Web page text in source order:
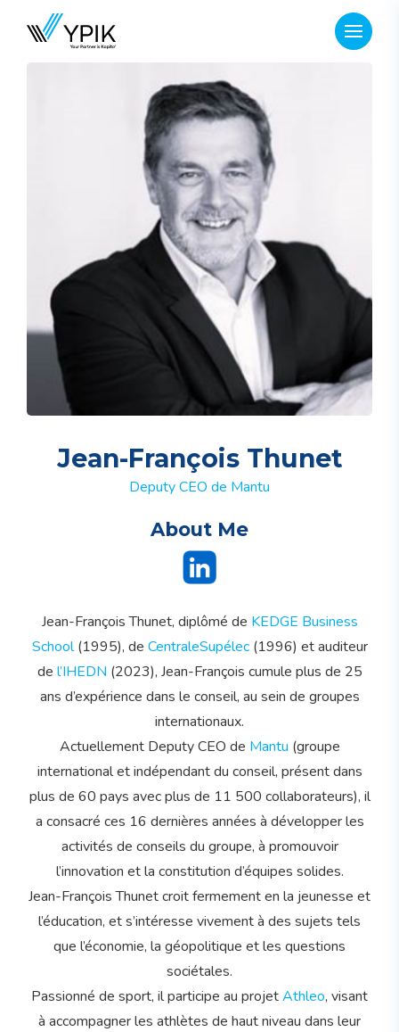
Jean-François Thunet
Deputy CEO de Mantu
About Me
Jean-François Thunet, diplômé de KEDGE Business
School(1995), de CentraleSupélec(1996) et auditeur
de l’IHEDN (2023), Jean-François cumule plus de 25
ans d’expérience dans le conseil, au sein de groupes
internationaux.
Actuellement Deputy CEO de Mantu (groupe
international et indépendant du conseil, présent dans
plus de 60 pays avec plus de 11 500 collaborateurs), il
a consacré ces 16 dernières années à développer les
activités de conseils du groupe, à promouvoir
l’innovation et la constitution d’équipes solides.
Jean-François Thunet croit fermement en la jeunesse et
l’éducation, et s’intéresse vivement à des sujets tels
que l’économie, la géopolitique et les questions
sociétales.
Passionné de sport, il participe au projetAthleo, visant
à accompagner les athlètes de haut niveau dans leur